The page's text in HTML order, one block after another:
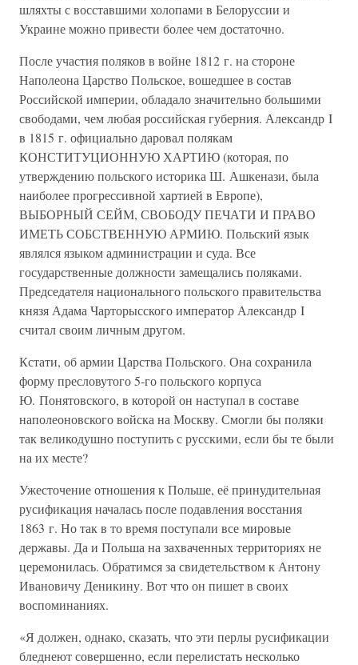
шляхты с восставшими холопами в Белоруссии и
Украине можно привести более чем достаточно.
После участия поляков в войне 1812 г. на стороне
Наполеона Царство Польское, вошедшее в состав
Российской империи, обладало значительно большими
свободами, чем любая российская губерния. Александр I
в 1815 г. официально даровал полякам
КОНСТИТУЦИОННУЮ ХАРТИЮ (которая, по
утверждению польского историка Ш. Ашкенази, была
наиболее прогрессивной хартией в Европе),
ВЫБОРНЫЙ СЕЙМ, СВОБОДУ ПЕЧАТИ И ПРАВО
ИМЕТЬ СОБСТВЕННУЮ АРМИЮ. Польский язык
являлся языком администрации и суда. Все
государственные должности замещались поляками.
Председателя национального польского правительства
князя Адама Чарторысского император Александр I
считал своим личным другом.
Кстати, об армии Царства Польского. Она сохранила
форму пресловутого 5-го польского корпуса
Ю. Понятовского, в которой он наступал в составе
наполеоновского войска на Москву. Смогли бы поляки
так великодушно поступить с русскими, если бы те были
на их месте?
Ужесточение отношения к Польше, её принудительная
русификация началась после подавления восстания
1863 г. Но так в то время поступали все мировые
державы. Да и Польша на захваченных территориях не
церемонилась. Обратимся за свидетельством к Антону
Ивановичу Деникину. Вот что он пишет в своих
воспоминаниях.
«Я должен, однако, сказать, что эти перлы русификации
бледнеют совершенно, если перелистать несколько